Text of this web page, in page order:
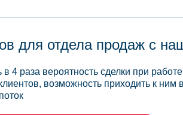
для отдела продаж с
4 раза вероятность сделки при
возможность приходить к